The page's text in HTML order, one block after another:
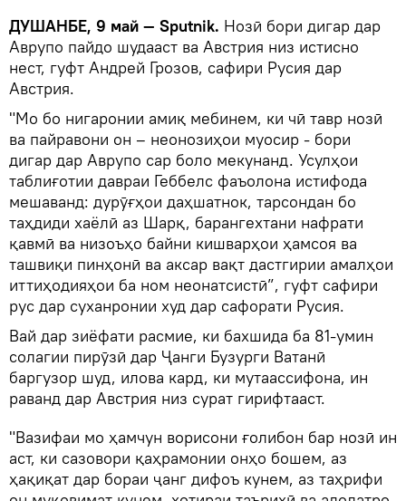
ДУШАНБЕ, 9 май — Sputnik. Нозӣ бори дигар дар
Аврупо пайдо шудааст ва Австрия низ истисно
нест, гуфт Андрей Грозов, сафири Русия дар
Австрия.
"Мо бо нигаронии амиқ мебинем, ки чӣ тавр нозӣ
ва пайравони он – неонозиҳои муосир - бори
дигар дар Аврупо сар боло мекунанд. Усулҳои
таблиғотии давраи Геббелс фаъолона истифода
мешаванд: дурӯғҳои даҳшатнок, тарсондан бо
таҳдиди хаёлӣ аз Шарқ, барангехтани нафрати
қавмӣ ва низоъҳо байни кишварҳои ҳамсоя ва
ташвиқи пинҳонӣ ва аксар вақт дастгирии амалҳои
иттиҳодияҳои ба ном неонатсистӣ”, гуфт сафири
рус дар суханронии худ дар сафорати Русия.
Вай дар зиёфати расмие, ки бахшида ба 81-умин
солагии пирӯзӣ дар Ҷанги Бузурги Ватанӣ
баргузор шуд, илова кард, ки мутаассифона, ин
раванд дар Австрия низ сурат гирифтааст.
"Вазифаи мо ҳамчун ворисони ғолибон бар нозӣ ин
аст, ки сазовори қаҳрамонии онҳо бошем, аз
ҳақиқат дар бораи ҷанг дифоъ кунем, аз таҳрифи